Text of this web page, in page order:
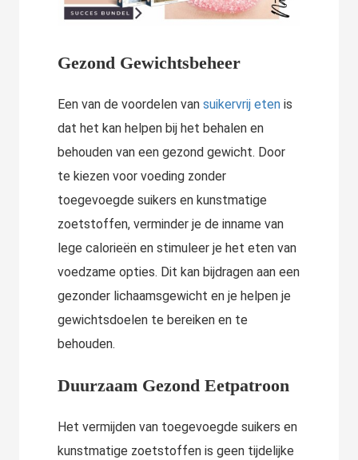
Gezond Gewichtsbeheer
Een van de voordelen van suikervrij eten is
dat het kan helpen bij het behalen en
behouden van een gezond gewicht. Door
te kiezen voor voeding zonder
toegevoegde suikers en kunstmatige
zoetstoffen, verminder je de inname van
lege calorieën en stimuleer je het eten van
voedzame opties. Dit kan bijdragen aan een
gezonder lichaamsgewicht en je helpen je
gewichtsdoelen te bereiken en te
behouden.
Duurzaam Gezond Eetpatroon
Het vermijden van toegevoegde suikers en
kunstmatige zoetstoffen is geen tijdelijke